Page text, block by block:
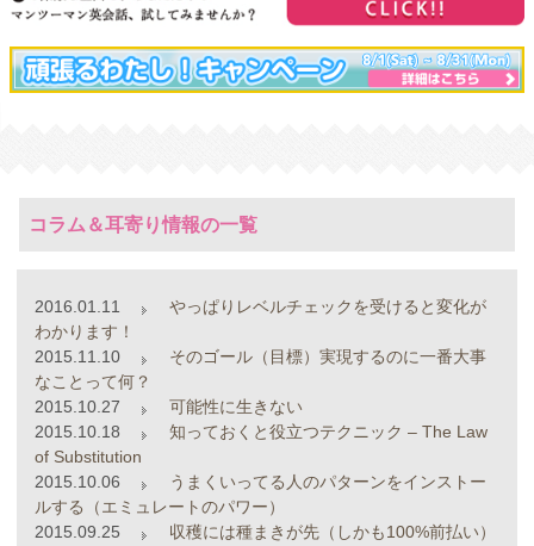
コラム＆耳寄り情報の一覧
2016.01.11
やっぱりレベルチェックを受けると変化が
わかります！
2015.11.10
そのゴール（目標）実現するのに一番大事
なことって何？
2015.10.27
可能性に生きない
2015.10.18
知っておくと役立つテクニック – The Law
of Substitution
2015.10.06
うまくいってる人のパターンをインストー
ルする（エミュレートのパワー）
2015.09.25
収穫には種まきが先（しかも100%前払い）